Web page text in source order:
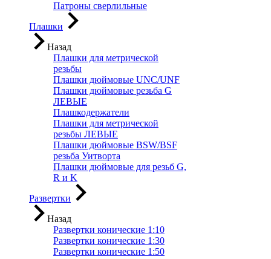
Патроны сверлильные
Плашки
Назад
Плашки для метрической
резьбы
Плашки дюймовые UNC/UNF
Плашки дюймовые резьба G
ЛЕВЫЕ
Плашкодержатели
Плашки для метрической
резьбы ЛЕВЫЕ
Плашки дюймовые BSW/BSF
резьба Уитворта
Плашки дюймовые для резьб G,
R и K
Развертки
Назад
Развертки конические 1:10
Развертки конические 1:30
Развертки конические 1:50